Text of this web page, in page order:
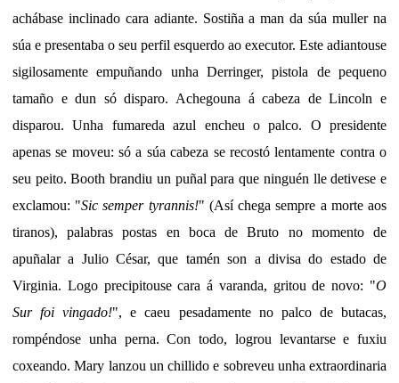
achábase inclinado cara adiante. Sostiña a man da súa muller na
súa e presentaba o seu perfil esquerdo ao executor. Este adiantouse
sigilosamente empuñando unha Derringer, pistola de pequeno
tamaño e dun só disparo. Achegouna á cabeza de Lincoln e
disparou. Unha fumareda azul encheu o palco. O presidente
apenas se moveu: só a súa cabeza se recostó lentamente contra o
seu peito. Booth brandiu un puñal para que ninguén lle detivese e
exclamou: "Sic semper tyrannis!" (Así chega sempre a morte aos
tiranos), palabras postas en boca de Bruto no momento de
apuñalar a Julio César, que tamén son a divisa do estado de
Virginia. Logo precipitouse cara á varanda, gritou de novo: "O
Sur foi vingado!", e caeu pesadamente no palco de butacas,
rompéndose unha perna. Con todo, logrou levantarse e fuxiu
coxeando. Mary lanzou un chillido e sobreveu unha extraordinaria